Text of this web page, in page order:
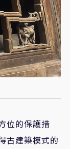
位的保護措
古建築模式的